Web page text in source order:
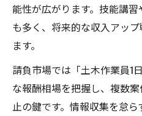
能性が広がります。技能講
も多く、将来的な収入アッ
ます。
請負市場では「土木作業員1
な報酬相場を把握し、複数
止の鍵です。情報収集を怠